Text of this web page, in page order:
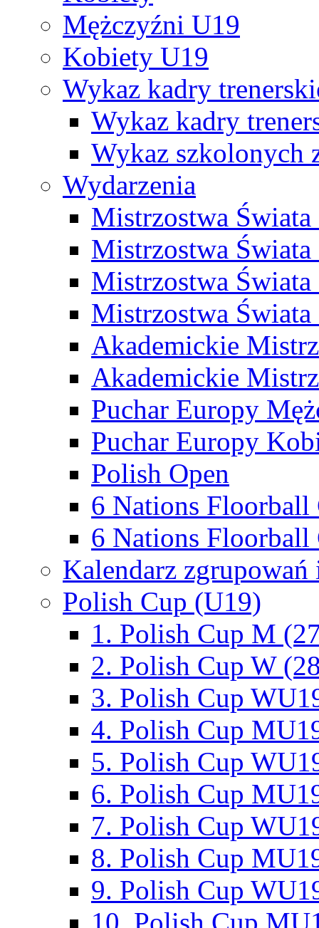
Mężczyźni U19
Kobiety U19
Wykaz kadry
Wykaz kadry
Wykaz szkolonych
Wydarzenia
Mistrzostwa
Mistrzostwa
Mistrzostwa
Mistrzostwa
Akademickie
Akademickie
Puchar Europy
Puchar Europy
Polish Open
6 Nations Floorball
6 Nations Floorball
Kalendarz
Polish Cup (U19)
1. Polish Cup M
2. Polish Cup W
3. Polish Cup
4. Polish Cup
5. Polish Cup
6. Polish Cup
7. Polish Cup
8. Polish Cup
9. Polish Cup
10. Polish Cup